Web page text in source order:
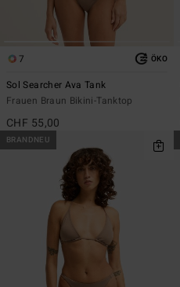
7 ÖKO
Sol Searcher Ava Tank
Frauen Braun Bikini-Tanktop
CHF 55,00
BRANDNEU